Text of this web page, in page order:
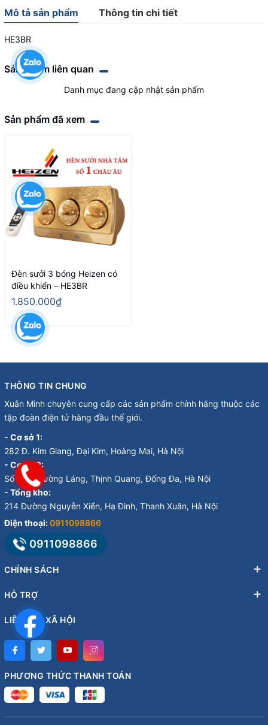
Mô tả sản phẩm Thông tin chi tiết
HE3BR
Sản phẩm liên quan
Danh mục đang cập nhật sản phẩm
Sản phẩm đã xem
Đèn sưởi 3 bóng Heizen có
điều khiển – HE3BR
1.850.000₫
THÔNG TIN CHUNG
Xuân Minh chuyên cung cấp các sản phẩm chính hãng thuộc các
tập đoàn điện tử hàng đầu thế giới.
- Cơ sở 1:
282 Đ. Kim Giang, Đại Kim, Hoàng Mai, Hà Nội
- Cơ sở 2:
Số 246, Đường Láng, Thịnh Quang, Đống Đa, Hà Nội
- Tổng kho:
214 Đường Nguyễn Xiển, Hạ Đình, Thanh Xuân, Hà Nội
Điện thoại:0911098866
0911098866
CHÍNH SÁCH
HỖ TRỢ
LIÊN KẾT XÃ HỘI
PHƯƠNG THỨC THANH TOÁN